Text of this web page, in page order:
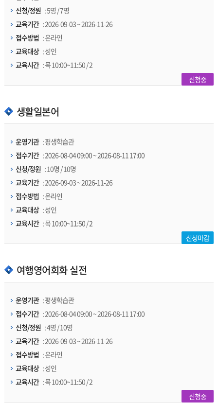
신청중
신청/정원 : 5명 / 7명
교육기간 : 2026-09-03 ~ 2026-11-26
접수방법 : 온라인
교육대상 : 성인
교육시간 : 목 10:00~11:50 / 2
생활일본어
신청마감
운영기관 : 평생학습관
접수기간 : 2026-08-04 09:00 ~ 2026-08-11 17:00
신청/정원 : 10명 / 10명
교육기간 : 2026-09-03 ~ 2026-11-26
접수방법 : 온라인
교육대상 : 성인
교육시간 : 목 10:00~11:50 / 2
여행영어회화 실전
신청중
운영기관 : 평생학습관
접수기간 : 2026-08-04 09:00 ~ 2026-08-11 17:00
신청/정원 : 4명 / 10명
교육기간 : 2026-09-03 ~ 2026-11-26
접수방법 : 온라인
교육대상 : 성인
교육시간 : 목 10:00~11:50 / 2